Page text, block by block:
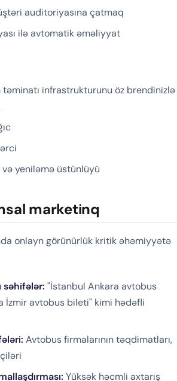
auditoriyasına çatmaq
ilə avtomatik əməliyyat
təminatı infrastrukturunu öz brendinizlə
yeniləmə üstünlüyü
marketinq
onlayn görünürlük kritik əhəmiyyətə
səhifələr: "İstanbul Ankara avtobus
İzmir avtobus bileti" kimi hədəfli
Avtobus firmalarının təqdimatları,
Yüksək həcmli axtarış